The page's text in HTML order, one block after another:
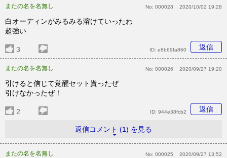
またの名を名無し No: 000028 2020/10/02 19:28
白オーディンがみるみる溶けていったわ
超強い
3 返信
ID: e8b69fa860
またの名を名無し No: 000026 2020/09/27 19:20
引けると信じて覚醒セット貰ったぜ
引けなかったぜ！
2 返信
ID: 944e38fcb2
返信コメント (1) を見る
またの名を名無し No: 000025 2020/09/27 13:52